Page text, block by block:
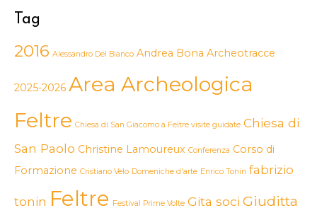
Tag
2016 Alessandro Del Bianco Andrea Bona Archeotracce
2025-2026 Area Archeologica
Feltre Chiesa di San Giacomo a Feltre visite guidate Chiesa di
San Paolo Christine Lamoureux Conferenza Corso di
Formazione Cristiano Velo Domeniche d'arte Enrico Tonin fabrizio
tonin Feltre Festival Prime Volte Gita soci Giuditta